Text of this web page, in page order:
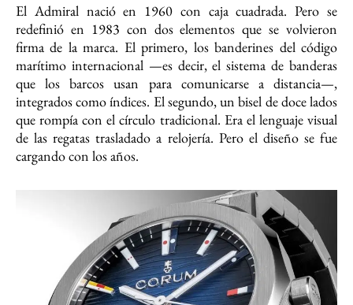
El Admiral nació en 1960 con caja cuadrada. Pero se
redefinió en 1983 con dos elementos que se volvieron
firma de la marca. El primero, los banderines del código
marítimo internacional —es decir, el sistema de banderas
que los barcos usan para comunicarse a distancia—,
integrados como índices. El segundo, un bisel de doce lados
que rompía con el círculo tradicional. Era el lenguaje visual
de las regatas trasladado a relojería. Pero el diseño se fue
cargando con los años.